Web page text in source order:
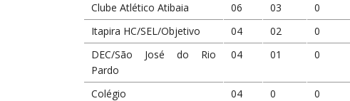
Clube Atlético Atibaia
06 03 0
Itapira HC/SEL/Objetivo
04 02 0
DEC/São José do Rio
Pardo
04 01 0
Colégio
04 0 0